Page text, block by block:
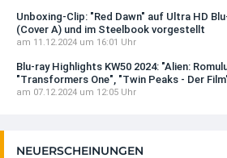
Unboxing-Clip: "Red Dawn" auf Ultra HD
(Cover A) und im Steelbook vorgestellt
am 11.12.2024 um 16:01 Uhr
Blu-ray Highlights KW50 2024: "Alien:
"Transformers One", "Twin Peaks - Der
am 07.12.2024 um 12:05 Uhr
NEUERSCHEINUNGEN